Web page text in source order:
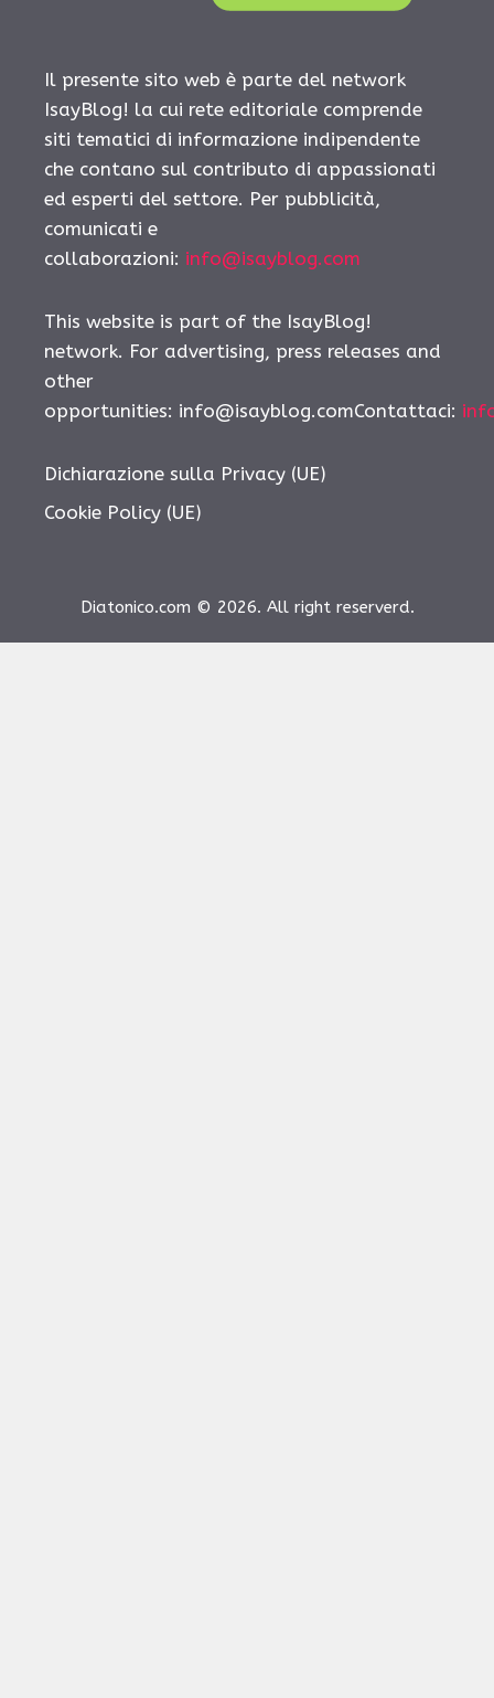
Il presente sito web è parte del network
IsayBlog! la cui rete editoriale comprende
siti tematici di informazione indipendente
che contano sul contributo di appassionati
ed esperti del settore. Per pubblicità,
comunicati e
collaborazioni: info@isayblog.com
This website is part of the IsayBlog!
network. For advertising, press releases and
other
opportunities: info@isayblog.comContattaci:
Dichiarazione sulla Privacy (UE)
Cookie Policy (UE)
Diatonico.com © 2026. All right reserverd.